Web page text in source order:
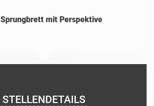
Sprungbrett mit Perspektive
STELLENDETAILS